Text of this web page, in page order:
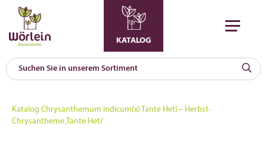
KATALOG
Katalog Chrysanthemum indicum(x) Tante Heti – Herbst-
Chrysantheme ‚Tante Heti‘